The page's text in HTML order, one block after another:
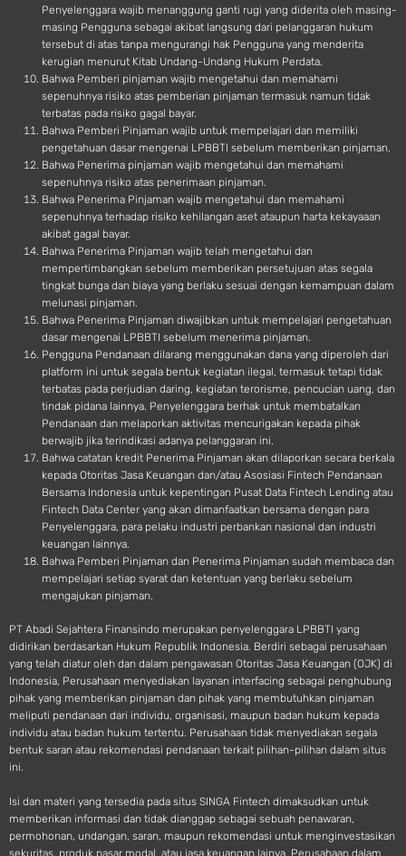
Penyelenggara wajib menanggung ganti rugi yang diderita oleh masing-
masing Pengguna sebagai akibat langsung dari pelanggaran hukum
tersebut di atas tanpa mengurangi hak Pengguna yang menderita
kerugian menurut Kitab Undang-Undang Hukum Perdata.
Bahwa Pemberi pinjaman wajib mengetahui dan memahami
sepenuhnya risiko atas pemberian pinjaman termasuk namun tidak
terbatas pada risiko gagal bayar.
Bahwa Pemberi Pinjaman wajib untuk mempelajari dan memiliki
pengetahuan dasar mengenai LPBBTI sebelum memberikan pinjaman.
Bahwa Penerima pinjaman wajib mengetahui dan memahami
sepenuhnya risiko atas penerimaan pinjaman.
Bahwa Penerima Pinjaman wajib mengetahui dan memahami
sepenuhnya terhadap risiko kehilangan aset ataupun harta kekayaaan
akibat gagal bayar.
Bahwa Penerima Pinjaman wajib telah mengetahui dan
mempertimbangkan sebelum memberikan persetujuan atas segala
tingkat bunga dan biaya yang berlaku sesuai dengan kemampuan dalam
melunasi pinjaman.
Bahwa Penerima Pinjaman diwajibkan untuk mempelajari pengetahuan
dasar mengenai LPBBTI sebelum menerima pinjaman.
Pengguna Pendanaan dilarang menggunakan dana yang diperoleh dari
platform ini untuk segala bentuk kegiatan ilegal, termasuk tetapi tidak
terbatas pada perjudian daring, kegiatan terorisme, pencucian uang, dan
tindak pidana lainnya. Penyelenggara berhak untuk membatalkan
Pendanaan dan melaporkan aktivitas mencurigakan kepada pihak
berwajib jika terindikasi adanya pelanggaran ini.
Bahwa catatan kredit Penerima Pinjaman akan dilaporkan secara berkala
kepada Otoritas Jasa Keuangan dan/atau Asosiasi Fintech Pendanaan
Bersama Indonesia untuk kepentingan Pusat Data Fintech Lending atau
Fintech Data Center yang akan dimanfaatkan bersama dengan para
Penyelenggara, para pelaku industri perbankan nasional dan industri
keuangan lainnya.
Bahwa Pemberi Pinjaman dan Penerima Pinjaman sudah membaca dan
mempelajari setiap syarat dan ketentuan yang berlaku sebelum
mengajukan pinjaman.
PT Abadi Sejahtera Finansindo merupakan penyelenggara LPBBTI yang
didirikan berdasarkan Hukum Republik Indonesia. Berdiri sebagai perusahaan
yang telah diatur oleh dan dalam pengawasan Otoritas Jasa Keuangan (OJK) di
Indonesia, Perusahaan menyediakan layanan interfacing sebagai penghubung
pihak yang memberikan pinjaman dan pihak yang membutuhkan pinjaman
meliputi pendanaan dari individu, organisasi, maupun badan hukum kepada
individu atau badan hukum tertentu. Perusahaan tidak menyediakan segala
bentuk saran atau rekomendasi pendanaan terkait pilihan-pilihan dalam situs
ini.
Isi dan materi yang tersedia pada situs SINGA Fintech dimaksudkan untuk
memberikan informasi dan tidak dianggap sebagai sebuah penawaran,
permohonan, undangan, saran, maupun rekomendasi untuk menginvestasikan
sekuritas, produk pasar modal, atau jasa keuangan lainya. Perusahaan dalam